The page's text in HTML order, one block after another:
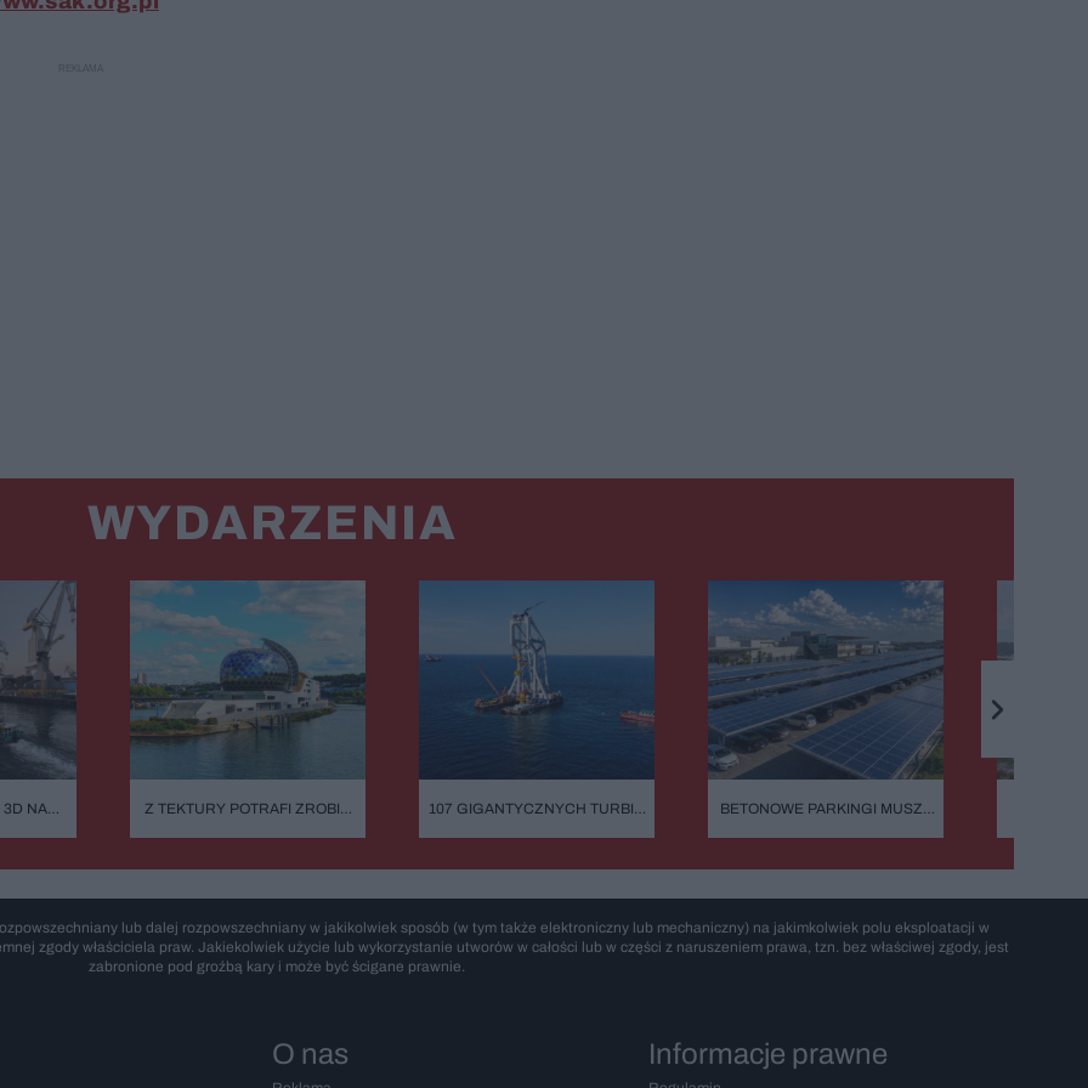
WYDARZENIA
3D NA
Z TEKTURY POTRAFI ZROBIĆ
ARCHITEKT SUPERSTAR
ROZCZAROWANY MOIM
ZAWODEM"
107 GIGANTYCZNYCH TURBIN
BETONOWE PARKINGI MUSZĄ
lub dalej rozpowszechniany w jakikolwiek sposób (w tym także elektroniczny lub mechaniczny) na jakimkolwiek polu eksploatacji w
zgody właściciela praw. Jakiekolwiek użycie lub wykorzystanie utworów w całości lub w części z naruszeniem prawa, tzn. bez właściwej zgody, jest
zabronione pod groźbą kary i może być ścigane prawnie.
O nas Informacje prawne